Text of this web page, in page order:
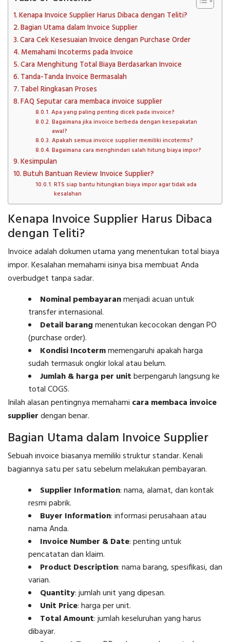
Kenapa Invoice Supplier Harus Dibaca dengan Teliti?
Bagian Utama dalam Invoice Supplier
Cara Cek Kesesuaian Invoice dengan Purchase Order
Memahami Incoterms pada Invoice
Cara Menghitung Total Biaya Berdasarkan Invoice
Tanda-Tanda Invoice Bermasalah
Tabel Ringkasan Proses
FAQ Seputar cara membaca invoice supplier
Apa yang paling penting dicek pada invoice?
Bagaimana jika invoice berbeda dengan kesepakatan
awal?
Apakah semua invoice supplier memiliki incoterms?
Bagaimana cara menghindari salah hitung biaya impor?
Kesimpulan
Butuh Bantuan Review Invoice Supplier?
RTS siap bantu hitungkan biaya impor agar tidak ada
kesalahan
Kenapa Invoice Supplier Harus Dibaca
dengan Teliti?
Invoice adalah dokumen utama yang menentukan total biaya
impor. Kesalahan memahami isinya bisa membuat Anda
overbudget tanpa sadar.
Nominal pembayaranmenjadi acuan untuk
transfer internasional.
Detail barangmenentukan kecocokan dengan PO
(purchase order).
Kondisi Incotermmemengaruhi apakah harga
sudah termasuk ongkir lokal atau belum.
Jumlah & harga per unitberpengaruh langsung ke
total COGS.
Inilah alasan pentingnya memahami cara membaca invoice
supplierdengan benar.
Bagian Utama dalam Invoice Supplier
Sebuah invoice biasanya memiliki struktur standar. Kenali
bagiannya satu per satu sebelum melakukan pembayaran.
Supplier Information: nama, alamat, dan kontak
resmi pabrik.
Buyer Information: informasi perusahaan atau
nama Anda.
Invoice Number & Date: penting untuk
pencatatan dan klaim.
Product Description: nama barang, spesifikasi, dan
varian.
Quantity: jumlah unit yang dipesan.
Unit Price: harga per unit.
Total Amount: jumlah keseluruhan yang harus
dibayar.